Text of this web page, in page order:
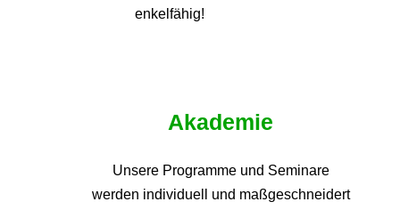
enkelfähig!
Akademie
Unsere Programme und Seminare
werden individuell und maßgeschneidert